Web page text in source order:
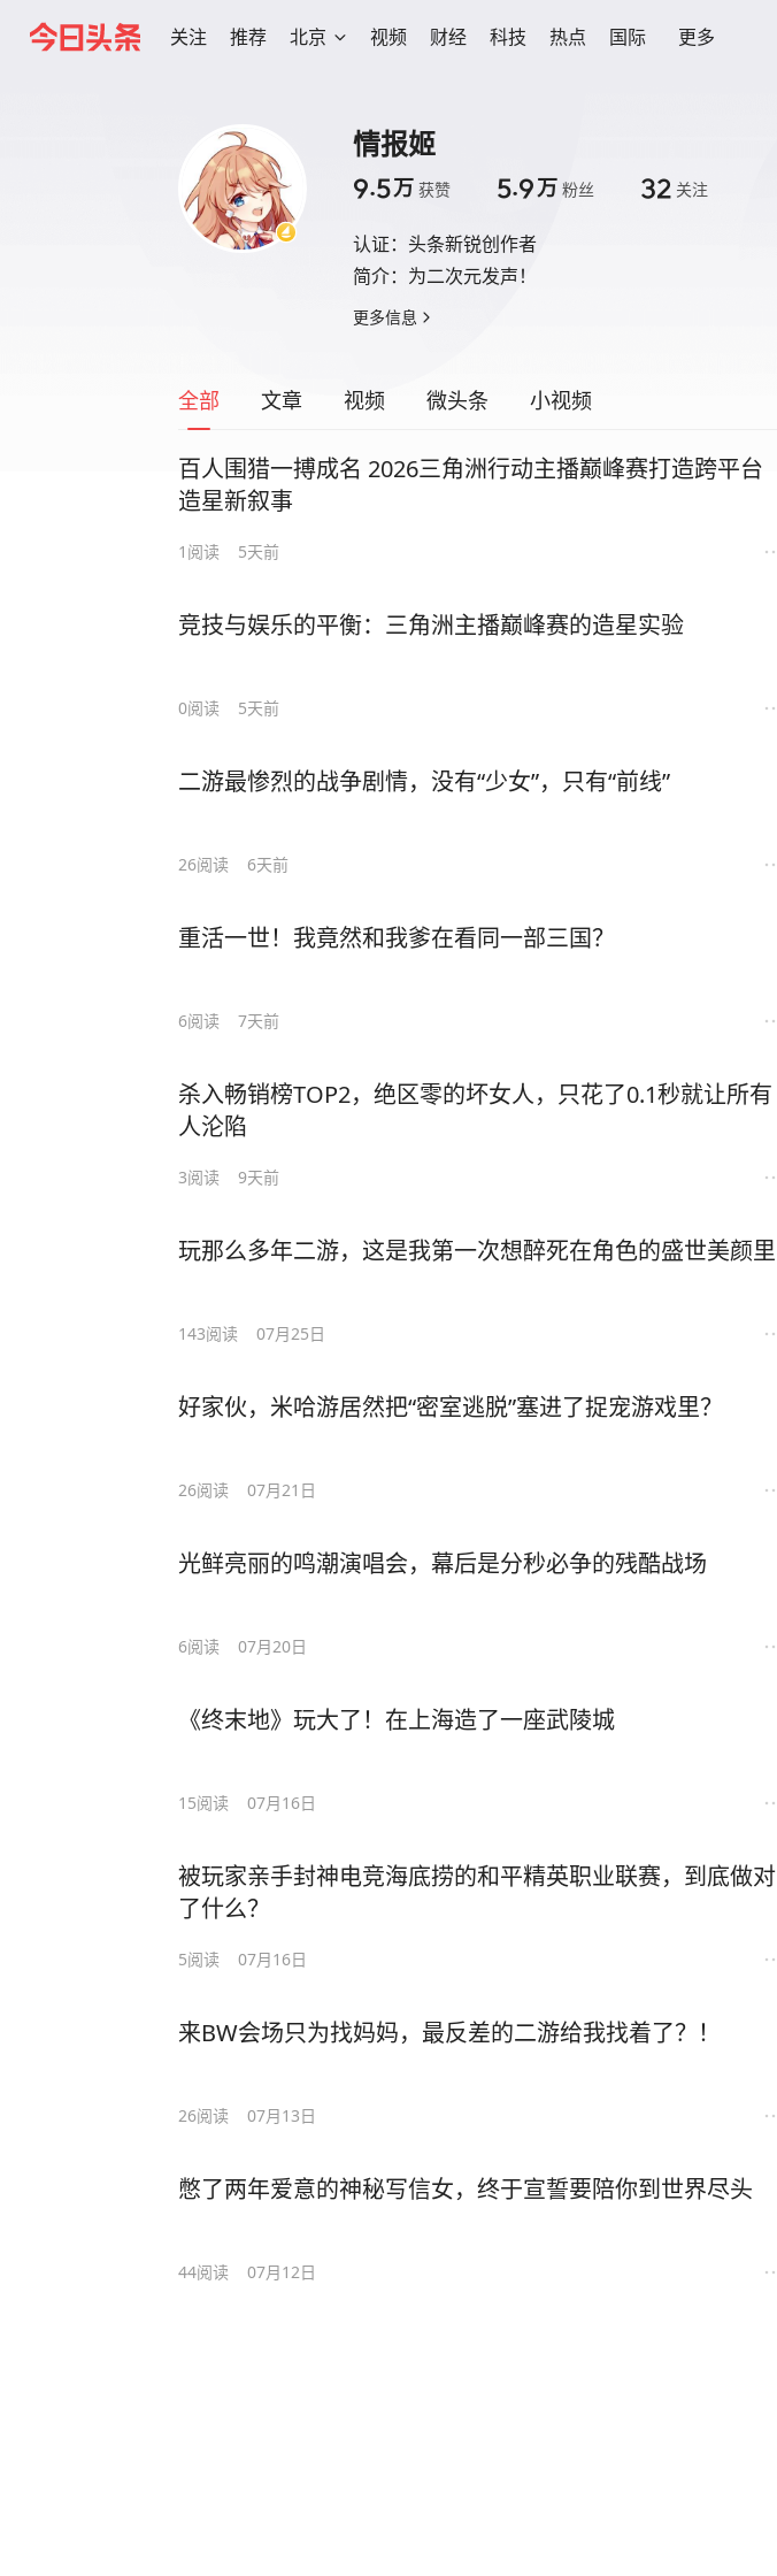
关注 推荐 北京 视频 财经 科技 热点 国际 更多
情报姬
9.5万 获赞 5.9万 粉丝 32 关注
认证： 头条新锐创作者
简介： 为二次元发声！
更多信息
全部 文章 视频 微头条 小视频
百人围猎一搏成名 2026三角洲行动主播巅峰赛打造跨平台
造星新叙事
1 阅读 5天前
竞技与娱乐的平衡：三角洲主播巅峰赛的造星实验
0阅读 5天前
二游最惨烈的战争剧情，没有“少女”，只有“前线”
26阅读 6天前
重活一世！我竟然和我爹在看同一部三国？
6阅读 7天前
杀入畅销榜TOP2，绝区零的坏女人，只花了0.1秒就让所有
人沦陷
3阅读 9天前
玩那么多年二游，这是我第一次想醉死在角色的盛世美颜里
143阅读 07月25日
好家伙，米哈游居然把“密室逃脱”塞进了捉宠游戏里？
26阅读 07月21日
光鲜亮丽的鸣潮演唱会，幕后是分秒必争的残酷战场
6阅读 07月20日
《终末地》玩大了！在上海造了一座武陵城
15阅读 07月16日
被玩家亲手封神电竞海底捞的和平精英职业联赛，到底做对
了什么？
5阅读 07月16日
来BW会场只为找妈妈，最反差的二游给我找着了？！
26阅读 07月13日
憋了两年爱意的神秘写信女，终于宣誓要陪你到世界尽头
44阅读 07月12日